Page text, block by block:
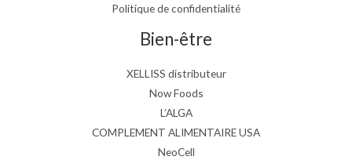
Politique de confidentialité
Bien-être
XELLISS distributeur
Now Foods
L’ALGA
COMPLEMENT ALIMENTAIRE USA
NeoCell